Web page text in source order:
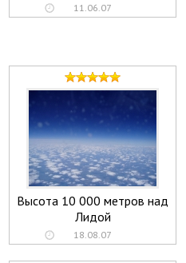
11.06.07
Высота 10 000 метров над
Лидой
18.08.07